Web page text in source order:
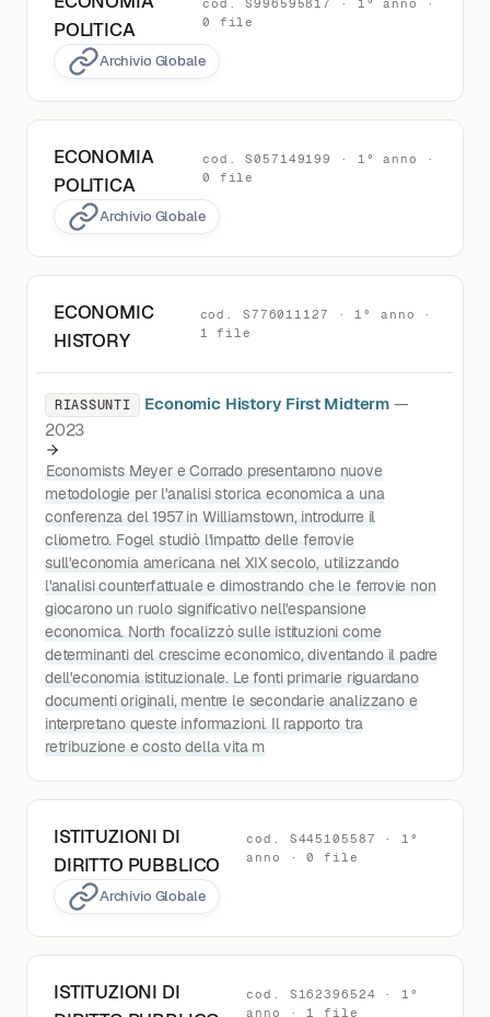
POLITICA
cod. S996595817 · 1° anno ·
0 file
Archivio Globale
ECONOMIA
POLITICA
cod. S057149199 · 1° anno ·
0 file
Archivio Globale
ECONOMIC
HISTORY
cod. S776011127 · 1° anno ·
1 file
RIASSUNTI Economic History First Midterm —
2023
Economists Meyer e Corrado presentarono nuove
metodologie per l'analisi storica economica a una
conferenza del 1957 in Williamstown, introdurre il
cliometro. Fogel studiò l'impatto delle ferrovie
sull'economia americana nel XIX secolo, utilizzando
l'analisi counterfattuale e dimostrando che le ferrovie non
giocarono un ruolo significativo nell'espansione
economica. North focalizzò sulle istituzioni come
determinanti del crescime economico, diventando il padre
dell'economia istituzionale. Le fonti primarie riguardano
documenti originali, mentre le secondarie analizzano e
interpretano queste informazioni. Il rapporto tra
retribuzione e costo della vita m
ISTITUZIONI DI
DIRITTO PUBBLICO
cod. S445105587 · 1°
anno · 0 file
Archivio Globale
ISTITUZIONI DI
cod. S162396524 · 1°
anno · 1 file